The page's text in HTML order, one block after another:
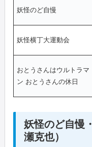
妖怪のど自慢
妖怪横丁大運動会
おとうさんはウルトラマ
ン おとうさんの休日
妖怪のど自慢
瀬克也）